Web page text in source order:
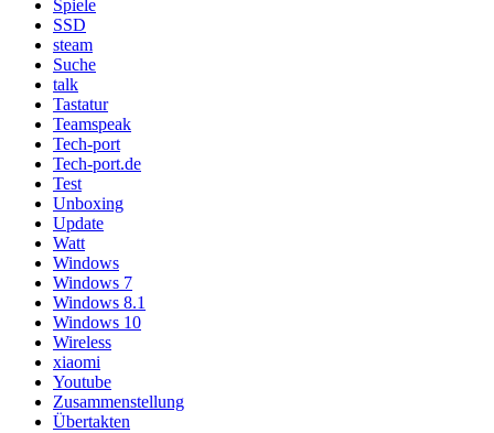
Spiele
SSD
steam
Suche
talk
Tastatur
Teamspeak
Tech-port
Tech-port.de
Test
Unboxing
Update
Watt
Windows
Windows 7
Windows 8.1
Windows 10
Wireless
xiaomi
Youtube
Zusammenstellung
Übertakten